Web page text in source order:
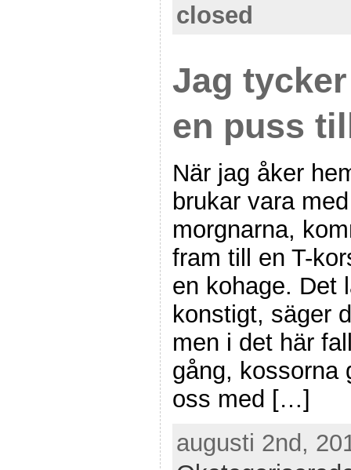
closed
Jag
en puss
När jag åker
brukar vara
morgnarna,
fram till en T-
en kohage. Det
konstigt, säger
men i det här
gång, kossorna
oss med […]
augusti 2nd,